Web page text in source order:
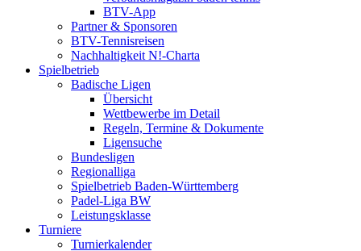
BTV-App
Partner & Sponsoren
BTV-Tennisreisen
Nachhaltigkeit N!-Charta
Spielbetrieb
Badische Ligen
Übersicht
Wettbewerbe im Detail
Regeln, Termine & Dokumente
Ligensuche
Bundesligen
Regionalliga
Spielbetrieb Baden-Württemberg
Padel-Liga BW
Leistungsklasse
Turniere
Turnierkalender